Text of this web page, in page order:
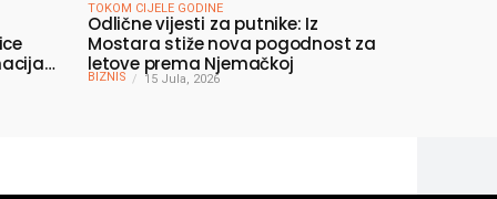
TOKOM CIJELE GODINE
Odlične vijesti za putnike: Iz
Mostara stiže nova pogodnost za
letove prema Njemačkoj
BIZNIS 15 Jula, 2026